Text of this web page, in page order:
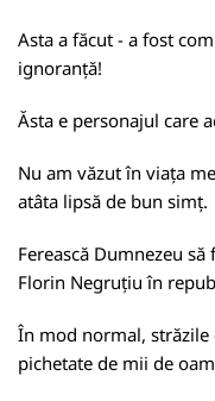
Asta a făcut - a fost
ignoranță!
Ăsta e personajul care
Nu am văzut în viața
atâta lipsă de bun simț.
Ferească Dumnezeu
Florin Negruțiu în
În mod normal,
pichetate de mii de